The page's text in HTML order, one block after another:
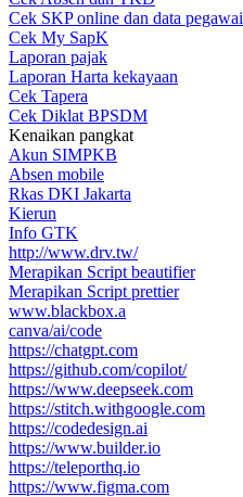
Cek SKP online dan data pegawai
Cek My SapK
Laporan pajak
Laporan Harta kekayaan
Cek Tapera
Cek Diklat BPSDM
Kenaikan pangkat
Akun SIMPKB
Absen mobile
Rkas DKI Jakarta
Kierun
Info GTK
http://www.drv.tw/
Merapikan Script beautifier
Merapikan Script prettier
www.blackbox.a
canva/ai/code
https://chatgpt.com
https://github.com/copilot/
https://www.deepseek.com
https://stitch.withgoogle.com
https://codedesign.ai
https://www.builder.io
https://teleporthq.io
https://www.figma.com